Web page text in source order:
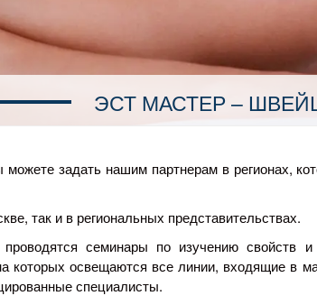
ЭСТ МАСТЕР –
задать нашим партнерам в регионах,
так и в региональных представительствах.
семинары по изучению свойств и
которых освещаются все линии, входящие в
специалисты.